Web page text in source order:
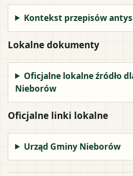
Kontekst przepisów
Lokalne dokumenty
Oficjalne lokalne źródło
Nieborów
Oficjalne linki lokalne
Urząd Gminy Nieborów